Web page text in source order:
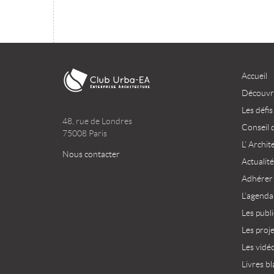
48, rue de Londres
75008 Paris
Nous contacter
Accueil
Les défis
Conseil
L’
Adhérer
Les
Les
Les
Livres